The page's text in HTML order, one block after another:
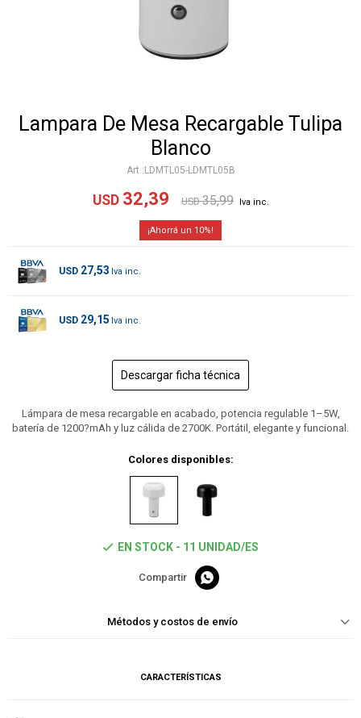
Lampara De Mesa Recargable Tulipa
Blanco
LDMTL05-LDMTL05B
USD 32,39 USD 35,99
10
USD 27,53
USD 29,15
Descargar ficha técnica
Lámpara de mesa recargable en acabado, potencia regulable 1–5W,
batería de 1200?mAh y luz cálida de 2700K. Portátil, elegante y funcional.
Colores disponibles:
EN STOCK - 11 UNIDAD/ES

Métodos y costos de envío
CARACTERÍSTICAS